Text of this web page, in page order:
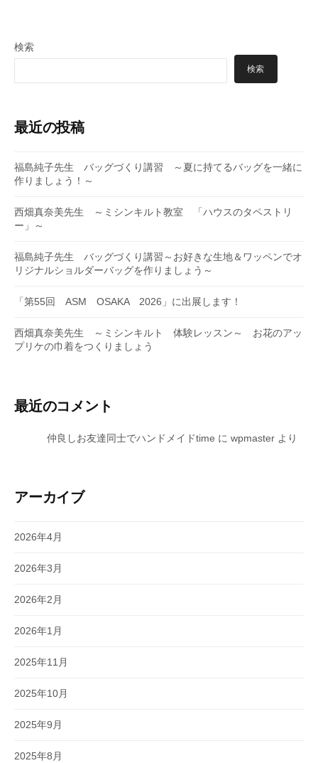
検索
検索
最近の投稿
福島純子先生 バッグづくり講習 ～夏に持てるバッグを一緒に
作りましょう！～
西畑真奈美先生 ～ミシンキルト教室 「ハウスのタペストリ
ー」～
福島純子先生 バッグづくり講習～お好きな生地＆ワッペンでオ
リジナルショルダーバッグを作りましょう～
「第55回 ASM OSAKA 2026」に出展します！
西畑真奈美先生 ～ミシンキルト 体験レッスン～ お花のアッ
プリケの巾着をつくりましょう
最近のコメント
仲良しお友達同士でハンドメイドtime に wpmasterより
アーカイブ
2026年4月
2026年3月
2026年2月
2026年1月
2025年11月
2025年10月
2025年9月
2025年8月